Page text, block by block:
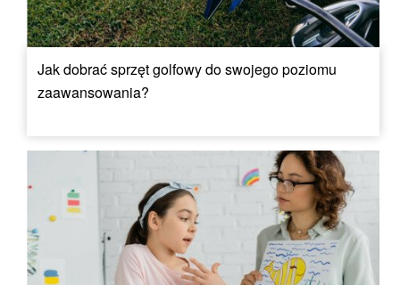
Jak dobrać sprzęt golfowy do swojego poziomu
zaawansowania?